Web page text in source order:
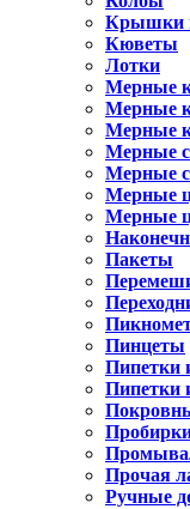
Крышки
Кюветы
Лотки
Мерные
Мерные
Мерные
Мерные
Мерные
Мерные
Мерные
Пакеты
Пинцеты
Пипетки
Пипетки
Прочая
Ручные